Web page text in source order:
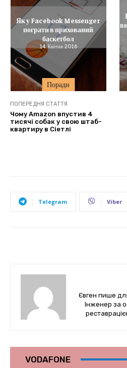
Поради
Як у Facebook Messenger
пограти в прихований
баскетбол
14 Квітня 2016
ПОПЕРЕДНЯ СТАТТЯ
Чому Amazon впустив 4
тисячі собак у свою штаб-
квартиру в Сіетлі
Telegram Viber
Євген пише
Інженер за
VODAFONE